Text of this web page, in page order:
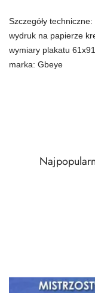
Szczegóły techniczne:
wydruk na papierze
wymiary plakatu
marka: Gbeye